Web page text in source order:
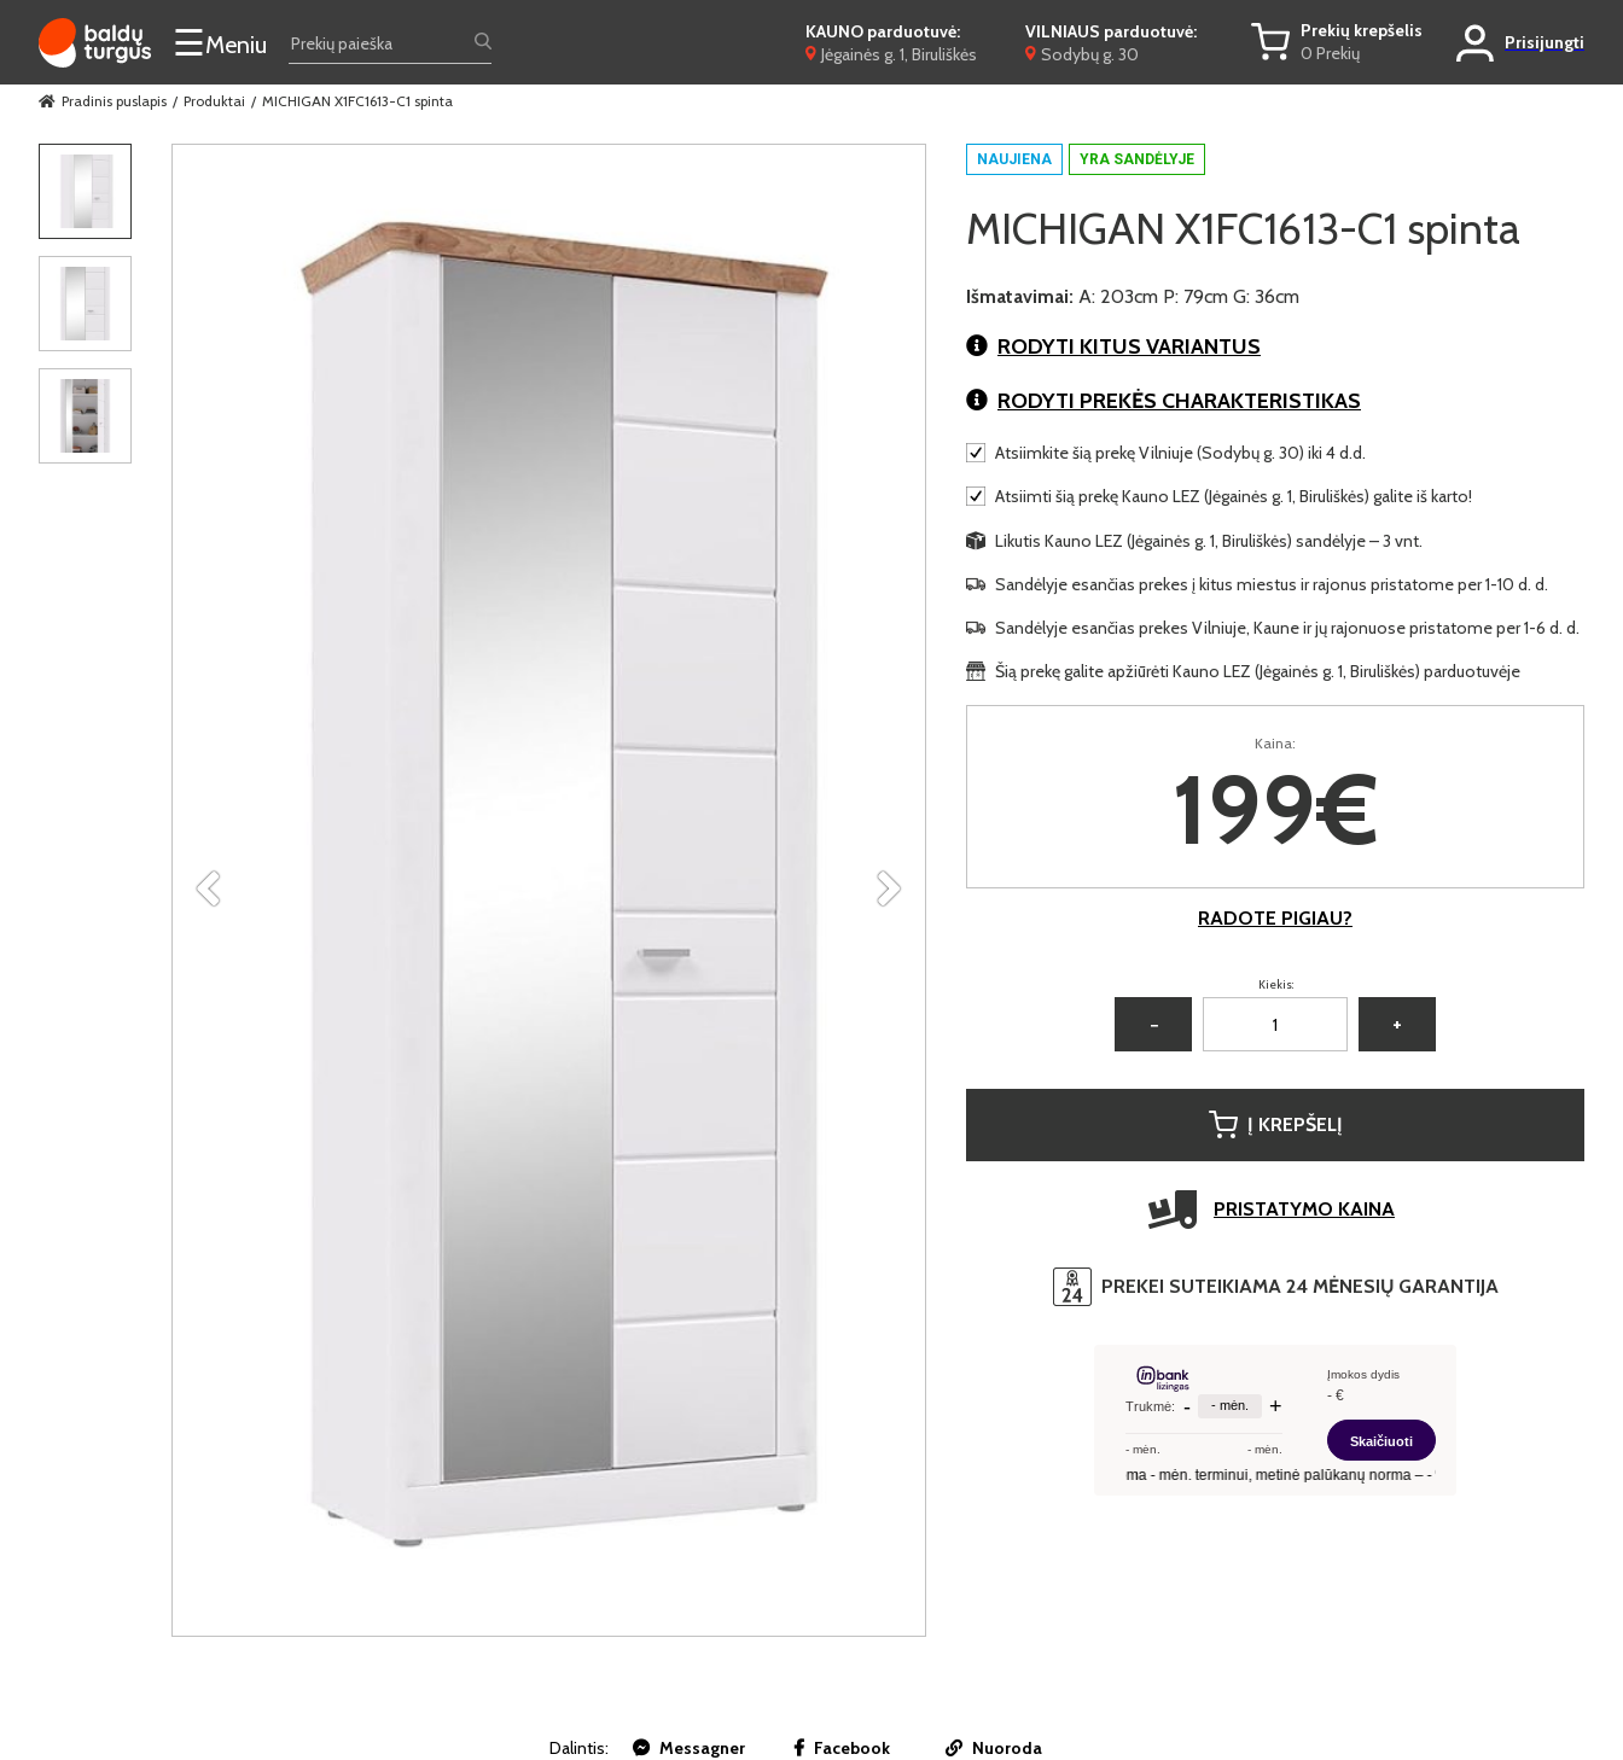
☰Meniu
KAUNO parduotuvė:
Jėgainės g. 1, Biruliškės
VILNIAUS parduotuvė:
Sodybų g. 30
Prekių krepšelis
0 Prekių
Prisijungti
Pradinis puslapis Produktai MICHIGAN X1FC1613-C1 spinta
NAUJIENA YRA SANDĖLYJE
MICHIGAN X1FC1613-C1 spinta
Išmatavimai: A: 203cm P: 79cm G: 36cm
RODYTI KITUS VARIANTUS
RODYTI PREKĖS CHARAKTERISTIKAS
Atsiimkite šią prekę Vilniuje (Sodybų g. 30) iki 4 d.d.
Atsiimti šią prekę Kauno LEZ (Jėgainės g. 1, Biruliškės) galite iš karto!
Likutis Kauno LEZ (Jėgainės g. 1, Biruliškės) sandėlyje – 3 vnt.
Sandėlyje esančias prekes į kitus miestus ir rajonus pristatome per 1-10 d. d.
Sandėlyje esančias prekes Vilniuje, Kaune ir jų rajonuose pristatome per 1-6 d. d.
Šią prekę galite apžiūrėti Kauno LEZ (Jėgainės g. 1, Biruliškės) parduotuvėje
Kaina:
199€
RADOTE PIGIAU?
Kiekis:
− +
Į KREPŠELĮ
PRISTATYMO KAINA
PREKEI SUTEIKIAMA 24 MĖNESIŲ GARANTIJA
Dalintis: Messagner Facebook Nuoroda